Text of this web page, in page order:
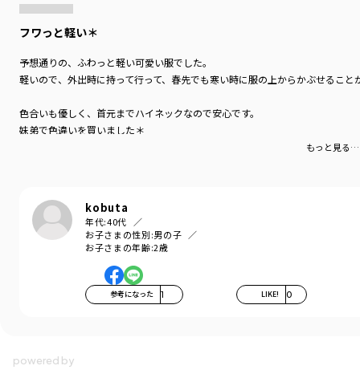
フワっと軽い＊
予想通りの、ふわっと軽い可愛い服でした。
軽いので、外出時に持って行って、春先でも寒い時に服の上からかぶせるこ
色合いも優しく、首元までハイネックなので安心です。
妹弟で色違いを買いました＊
もっと見る…
kobuta
年代:40代
お子さまの性別:男の子
お子さまの年齢:2歳
参考になった 1 LIKE! 0